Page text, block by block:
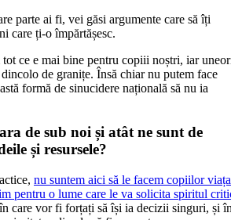
parte ai fi, vei găsi argumente care să îți
care ți-o împărtășesc.
ce e mai bine pentru copiii noștri, iar
de granițe. Însă chiar nu putem face
formă de sinucidere națională să nu ia
de sub noi și atât ne sunt de
și resursele?
nu suntem aici să le facem copiilor viața
pentru o lume care le va solicita spiritul
care vor fi forțați să își ia decizii singuri, și